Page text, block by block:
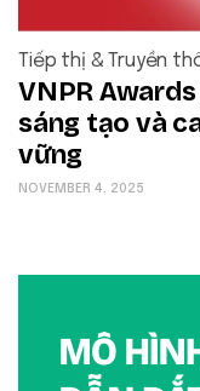
Tiếp thị & Truyền
VNPR
sáng tạo và
vững
NOVEMBER 4, 2025